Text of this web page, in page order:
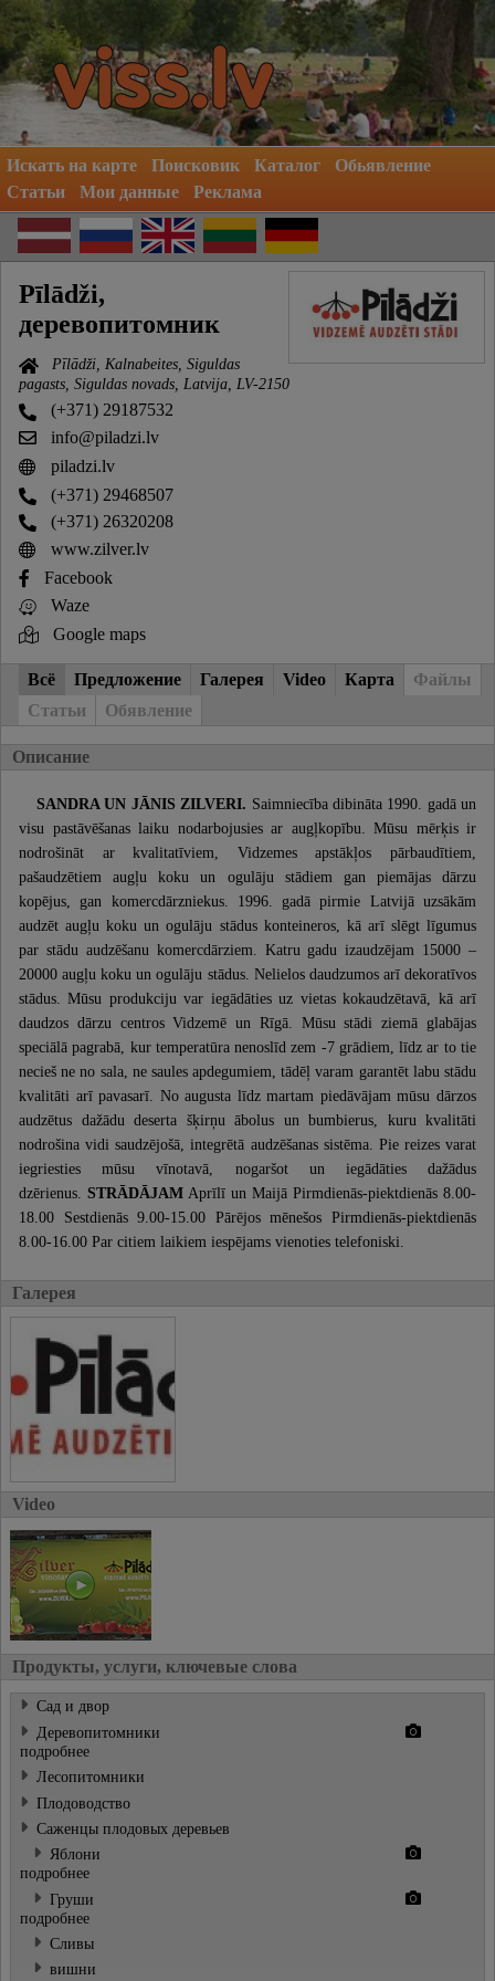
Искать на карте Поисковик Каталог
Обьявление
Статьи
Мои данные Реклама
Pīlādži,
деревопитомник
Pīlādži, Kalnabeites, Siguldas
pagasts, Siguldas novads, Latvija, LV-2150
(+371) 29187532
info@piladzi.lv
piladzi.lv
(+371) 29468507
(+371) 26320208
www.zilver.lv
Facebook
Waze
Google maps
Всё Предложение Галерея Video Карта
Файлы
Статьи
Обявление
Описание
SANDRA UN JĀNIS ZILVERI. Saimniecība dibināta 1990. gadā un
visu pastāvēšanas laiku nodarbojusies ar augļkopību. Mūsu mērķis ir
nodrošināt ar kvalitatīviem, Vidzemes apstākļos pārbaudītiem,
pašaudzētiem augļu koku un ogulāju stādiem gan piemājas dārzu
kopējus, gan komercdārzniekus. 1996. gadā pirmie Latvijā uzsākām
audzēt augļu koku un ogulāju stādus konteineros, kā arī slēgt līgumus
par stādu audzēšanu komercdārziem. Katru gadu izaudzējam 15000 –
20000 augļu koku un ogulāju stādus. Nelielos daudzumos arī dekoratīvos
stādus. Mūsu produkciju var iegādāties uz vietas kokaudzētavā, kā arī
daudzos dārzu centros Vidzemē un Rīgā. Mūsu stādi ziemā glabājas
speciālā pagrabā, kur temperatūra nenoslīd zem -7 grādiem, līdz ar to tie
necieš ne no sala, ne saules apdegumiem, tādēļ varam garantēt labu stādu
kvalitāti arī pavasarī. No augusta līdz martam piedāvājam mūsu dārzos
audzētus dažādu deserta šķirņu ābolus un bumbierus, kuru kvalitāti
nodrošina vidi saudzējošā, integrētā audzēšanas sistēma. Pie reizes varat
iegriesties mūsu vīnotavā, nogaršot un iegādāties dažādus
dzērienus. STRĀDĀJAM Aprīlī un Maijā Pirmdienās-piektdienās 8.00-
18.00 Sestdienās 9.00-15.00 Pārējos mēnešos Pirmdienās-piektdienās
8.00-16.00 Par citiem laikiem iespējams vienoties telefoniski.
Галерея
Video
Продукты, услуги, ключевые слова
Сад и двор
Деревопитомники
подробнее
Лесопитомники
Плодоводство
Cаженцы плодовых деревьев
Яблони
подробнее
Груши
подробнее
Cливы
вишни